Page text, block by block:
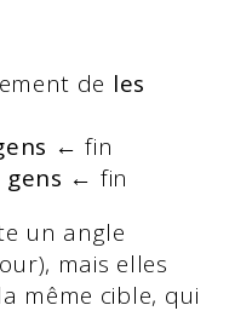
de les
← fin
gens ← fin
un angle
mais elles
même cible, qui